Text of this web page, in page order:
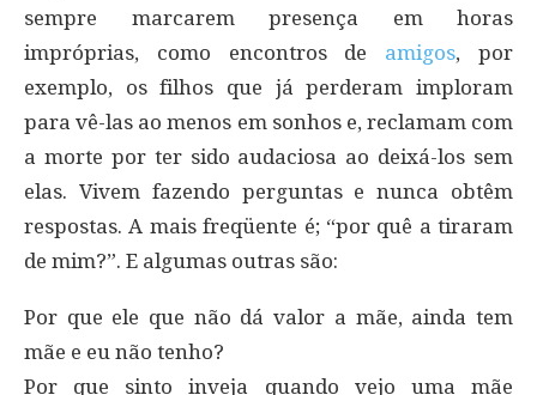
sempre marcarem presença em horas
impróprias, como encontros de amigos, por
exemplo, os filhos que já perderam imploram
para vê-las ao menos em sonhos e, reclamam com
a morte por ter sido audaciosa ao deixá-los sem
elas. Vivem fazendo perguntas e nunca obtêm
respostas. A mais freqüente é; “por quê a tiraram
de mim?”. E algumas outras são:
Por que ele que não dá valor a mãe, ainda tem
mãe e eu não tenho?
Por que sinto inveja quando vejo uma mãe